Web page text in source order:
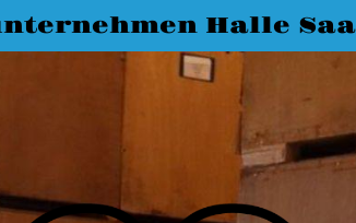
Halle